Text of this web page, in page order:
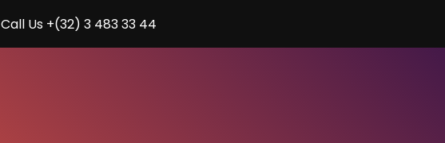
Call Us +(32) 3 483 33 44